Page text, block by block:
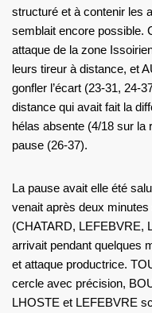
structuré et à contenir les
semblait encore possible.
attaque de la zone
leurs tireur à distance, et
gonfler l’écart (23-31, 24-
distance qui avait fait la
hélas absente (4/18 sur la
pause (26-37).
La pause avait elle été
venait après deux
(CHATARD, LEFEBVRE,
arrivait pendant quelques
et attaque productrice.
cercle avec précision,
LHOSTE et LEFEBVRE